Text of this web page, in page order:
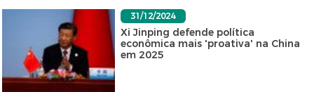
31/12/2024
Xi Jinping defende política
econômica mais 'proativa' na China
em 2025